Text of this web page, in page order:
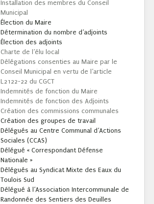
Installation des membres du Conseil
Municipal
Élection du Maire
Détermination du nombre d’adjoints
Élection des adjoints
Charte de l’élu local
Délégations consenties au Maire par le
Conseil Municipal en vertu de l’article
L2122-22 du CGCT
Indemnités de fonction du Maire
Indemnités de fonction des Adjoints
Création des commissions communales
Création des groupes de travail
Délégués au Centre Communal d’Actions
Sociales (CCAS)
Délégué « Correspondant Défense
Nationale »
Délégués au Syndicat Mixte des Eaux du
Toulois Sud
Délégué à l’Association Intercommunale de
Randonnée des Sentiers des Deuilles